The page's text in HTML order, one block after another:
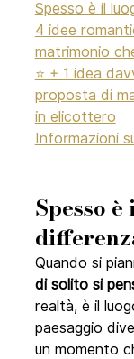
Spesso è il
4 idee
matrimonio
⭐ + 1 idea
proposta di
in elicottero
Informazioni
Spesso
Quando si
di solito si
realtà, è il
paesaggio
un momento